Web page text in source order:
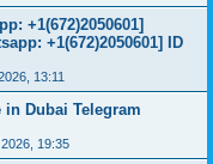
+1(672)2050601]
+1(672)2050601] ID
13:11
in Dubai Telegram
19:35